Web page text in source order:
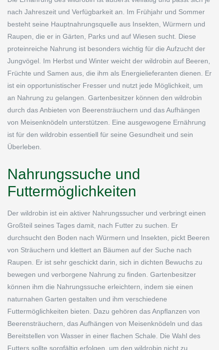
nach Jahreszeit und Verfügbarkeit an. Im Frühjahr und Sommer
besteht seine Hauptnahrungsquelle aus Insekten, Würmern und
Raupen, die er in Gärten, Parks und auf Wiesen sucht. Diese
proteinreiche Nahrung ist besonders wichtig für die Aufzucht der
Jungvögel. Im Herbst und Winter weicht der wildrobin auf Beeren,
Früchte und Samen aus, die ihm als Energielieferanten dienen. Er
ist ein opportunistischer Fresser und nutzt jede Möglichkeit, um
an Nahrung zu gelangen. Gartenbesitzer können den wildrobin
durch das Anbieten von Beerensträuchern und das Aufhängen
von Meisenknödeln unterstützen. Eine ausgewogene Ernährung
ist für den wildrobin essentiell für seine Gesundheit und sein
Überleben.
Nahrungssuche und
Futtermöglichkeiten
Der wildrobin ist ein aktiver Nahrungssucher und verbringt einen
Großteil seines Tages damit, nach Futter zu suchen. Er
durchsucht den Boden nach Würmern und Insekten, pickt Beeren
von Sträuchern und klettert an Bäumen auf der Suche nach
Raupen. Er ist sehr geschickt darin, sich in dichten Bewuchs zu
bewegen und verborgene Nahrung zu finden. Gartenbesitzer
können ihm die Nahrungssuche erleichtern, indem sie einen
naturnahen Garten gestalten und ihm verschiedene
Futtermöglichkeiten bieten. Dazu gehören das Anpflanzen von
Beerensträuchern, das Aufhängen von Meisenknödeln und das
Bereitstellen von Wasser in einer flachen Schale. Die Wahl des
Futters sollte sorgfältig erfolgen, um den wildrobin nicht zu